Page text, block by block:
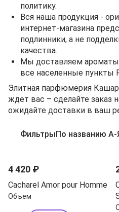
политику.
Вся наша продукция -
интернет-магазина
подлинники, а не
качества.
Мы доставляем
все населенные пункты
Элитная парфюмерия
ждет вас – сделайте заказ
ожидайте доставки в ваш
ФильтрыПо названию А-
4 420 ₽
Cacharel Amor pour Homme
Объем